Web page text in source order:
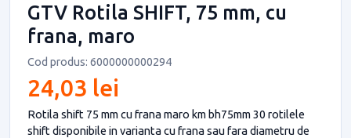
GTV Rotila SHIFT, 75 mm, cu
frana, maro
Cod produs: 6000000000294
24,03 lei
Rotila shift 75 mm cu frana maro km bh75mm 30 rotilele
shift disponibile in varianta cu frana sau fara diametru de